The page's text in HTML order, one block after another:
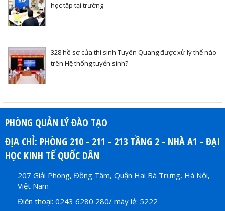
học tập tại trường
328 hồ sơ của thí sinh Tuyên Quang được xử lý thế nào
trên Hệ thống tuyển sinh?
PHÒNG QUẢN LÝ ĐÀO TẠO
ĐỊA CHỈ: PHÒNG 210 - 211 - 213 TẦNG 2 - NHÀ A1 - ĐẠI
HỌC KINH TẾ QUỐC DÂN
207 Giải Phóng, Đồng Tâm, Quận Hai Bà Trưng, Hà Nội,
Việt Nam
Điện thoại: 0243 6280 280/ máy lẻ: 5222